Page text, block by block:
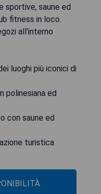
sportive, saune ed
fitness in loco.
all'interno
luoghi più iconici di
polinesiana ed
con saune ed
turistica